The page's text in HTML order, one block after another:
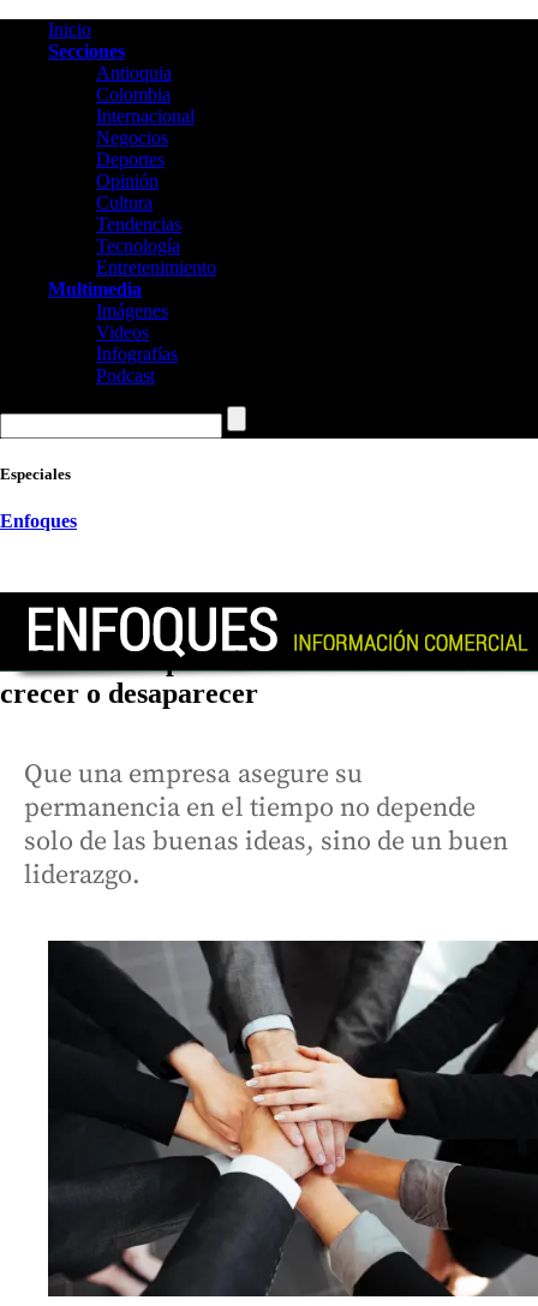
Inicio
Secciones
Antioquia
Colombia
Internacional
Negocios
Deportes
Opinión
Cultura
Tendencias
Tecnología
Entretenimiento
Multimedia
Imágenes
Videos
Infografías
Podcast
Especiales
Enfoques
Gobierno corporativo: la diferencia entre
crecer o desaparecer
Que una empresa asegure su
permanencia en el tiempo no depende
solo de las buenas ideas, sino de un buen
liderazgo.